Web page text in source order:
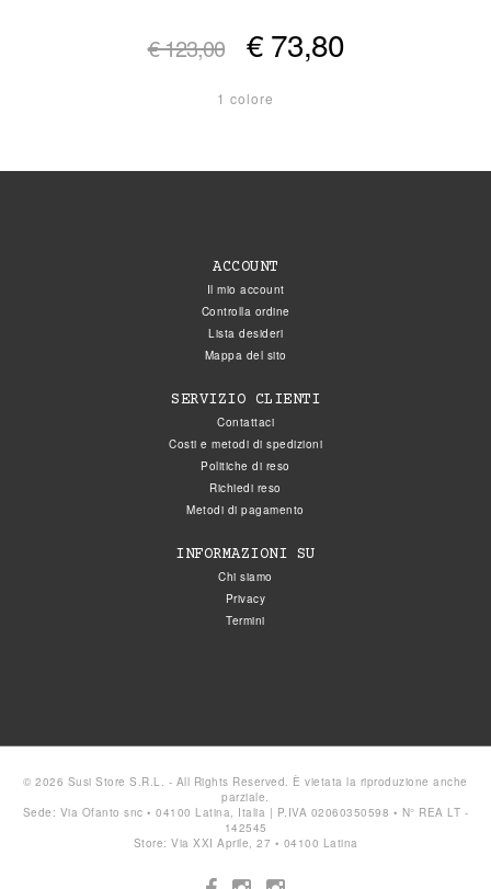
€ 123,00 € 73,80
1 colore
ACCOUNT
Il mio account
Controlla ordine
Lista desideri
Mappa del sito
SERVIZIO CLIENTI
Contattaci
Costi e metodi di spedizioni
Politiche di reso
Richiedi reso
Metodi di pagamento
INFORMAZIONI SU
Chi siamo
Privacy
Termini
© 2026 Susi Store S.R.L. - All Rights Reserved. È vietata la riproduzione anche
parziale.
Sede: Via Ofanto snc • 04100 Latina, Italia | P.IVA 02060350598 • N° REA LT -
142545
Store: Via XXI Aprile, 27 • 04100 Latina